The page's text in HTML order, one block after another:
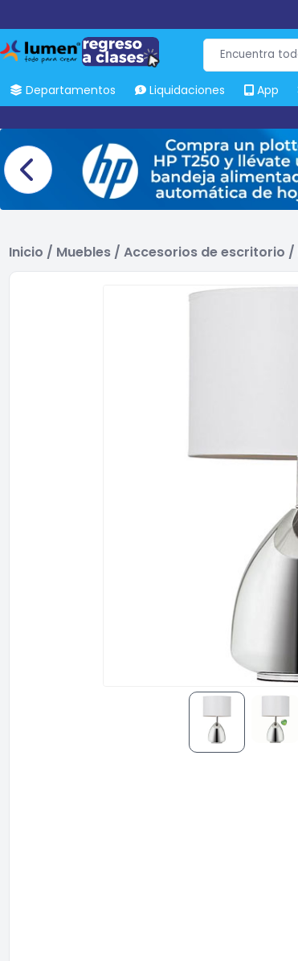
Departamentos Liquidaciones App
Inicio / Muebles / Accesorios de escritorio /